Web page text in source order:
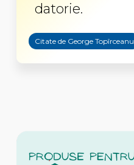
datorie.
Citate de George Topîrceanu